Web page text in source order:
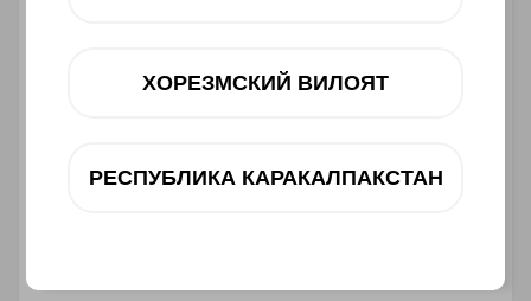
ХОРЕЗМСКИЙ ВИЛОЯТ
РЕСПУБЛИКА КАРАКАЛПАКСТАН